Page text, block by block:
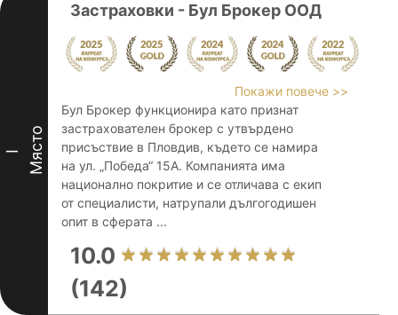
I Място
Застраховки - Бул Брокер ООД
Покажи повече >>
Бул Брокер функционира като признат
застрахователен брокер с утвърдено
присъствие в Пловдив, където се намира
на ул. „Победа“ 15А. Компанията има
национално покритие и се отличава с екип
от специалисти, натрупали дългогодишен
опит в сферата ...
10.0
(142)